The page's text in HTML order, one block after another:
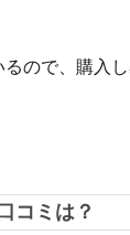
ので、購入
コミは？